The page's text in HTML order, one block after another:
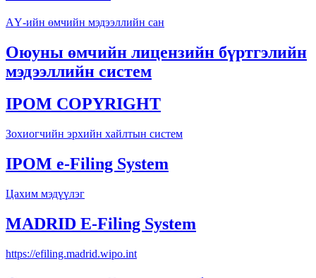
АҮ-ийн өмчийн мэдээллийн сан
Оюуны өмчийн лицензийн бүртгэлийн
мэдээллийн систем
IPOM COPYRIGHT
Зохиогчийн эрхийн хайлтын систем
IPOM e-Filing System
Цахим мэдүүлэг
MADRID E-Filing System
https://efiling.madrid.wipo.int